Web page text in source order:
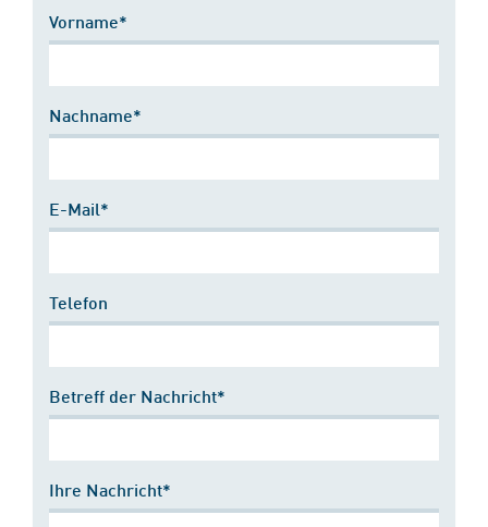
Vorname*
Nachname*
E-Mail*
Telefon
Betreff der Nachricht*
Ihre Nachricht*